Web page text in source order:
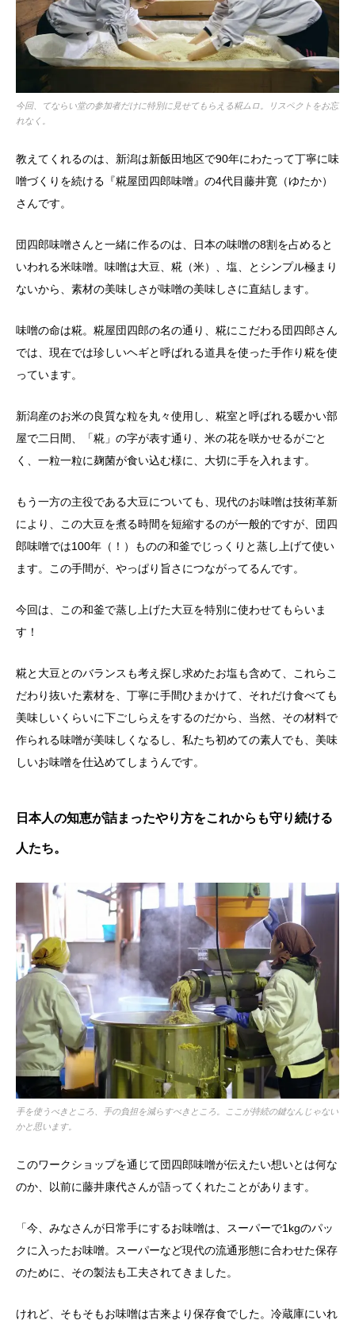
今回、てならい堂の参加者だけに特別に見せてもらえる糀ムロ。リスペクトをお忘
れなく。
教えてくれるのは、新潟は新飯田地区で90年にわたって丁寧に味
噌づくりを続ける『糀屋団四郎味噌』の4代目藤井寛（ゆたか）
さんです。
団四郎味噌さんと一緒に作るのは、日本の味噌の8割を占めると
いわれる米味噌。味噌は大豆、糀（米）、塩、とシンプル極まり
ないから、素材の美味しさが味噌の美味しさに直結します。
味噌の命は糀。糀屋団四郎の名の通り、糀にこだわる団四郎さん
では、現在では珍しいヘギと呼ばれる道具を使った手作り糀を使
っています。
新潟産のお米の良質な粒を丸々使用し、糀室と呼ばれる暖かい部
屋で二日間、「糀」の字が表す通り、米の花を咲かせるがごと
く、一粒一粒に麹菌が食い込む様に、大切に手を入れます。
もう一方の主役である大豆についても、現代のお味噌は技術革新
により、この大豆を煮る時間を短縮するのが一般的ですが、団四
郎味噌では100年（！）ものの和釜でじっくりと蒸し上げて使い
ます。この手間が、やっぱり旨さにつながってるんです。
今回は、この和釜で蒸し上げた大豆を特別に使わせてもらいま
す！
糀と大豆とのバランスも考え探し求めたお塩も含めて、これらこ
だわり抜いた素材を、丁寧に手間ひまかけて、それだけ食べても
美味しいくらいに下ごしらえをするのだから、当然、その材料で
作られる味噌が美味しくなるし、私たち初めての素人でも、美味
しいお味噌を仕込めてしまうんです。
日本人の知恵が詰まったやり方をこれからも守り続ける
人たち。
手を使うべきところ、手の負担を減らすべきところ。ここが持続の鍵なんじゃない
かと思います。
このワークショップを通じて団四郎味噌が伝えたい想いとは何な
のか、以前に藤井康代さんが語ってくれたことがあります。
「今、みなさんが日常手にするお味噌は、スーパーで1kgのパッ
クに入ったお味噌。スーパーなど現代の流通形態に合わせた保存
のために、その製法も工夫されてきました。
けれど、そもそもお味噌は古来より保存食でした。冷蔵庫にいれ